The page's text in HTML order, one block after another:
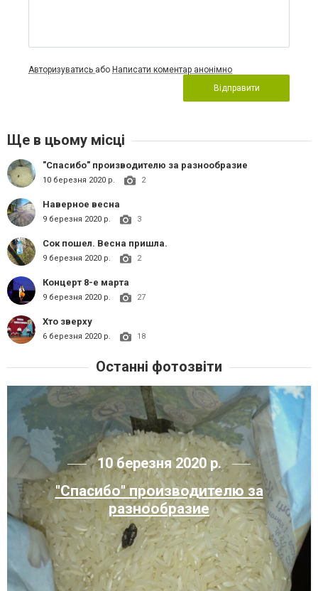
Авторизуватись або Написати коментар анонімно
Відправити
Ще в цьому місці
"Спасибо" производителю за разнообразие
10 березня 2020 р. 2
Наверное весна
9 березня 2020 р. 3
Сок пошел. Весна пришла.
9 березня 2020 р. 2
Концерт 8-е марта
9 березня 2020 р. 27
Хто зверху
6 березня 2020 р. 18
Останні фотозвіти
10 березня 2020 р.
"Спасибо" производителю за
разнообразие